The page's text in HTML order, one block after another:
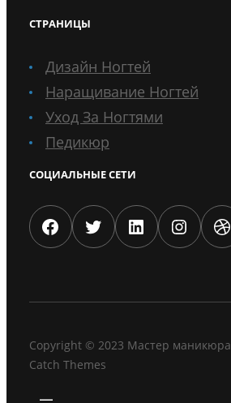
СТРАНИЦЫ
Дизайн Ногтей
Наращивание Ногтей
Уход За Ногтями
Педикюр
СОЦИАЛЬНЫЕ СЕТИ
Facebook Twitter LinkedIn Instagram Dribbble
Copyright © 2023 Мастер маникюра
Catch Themes